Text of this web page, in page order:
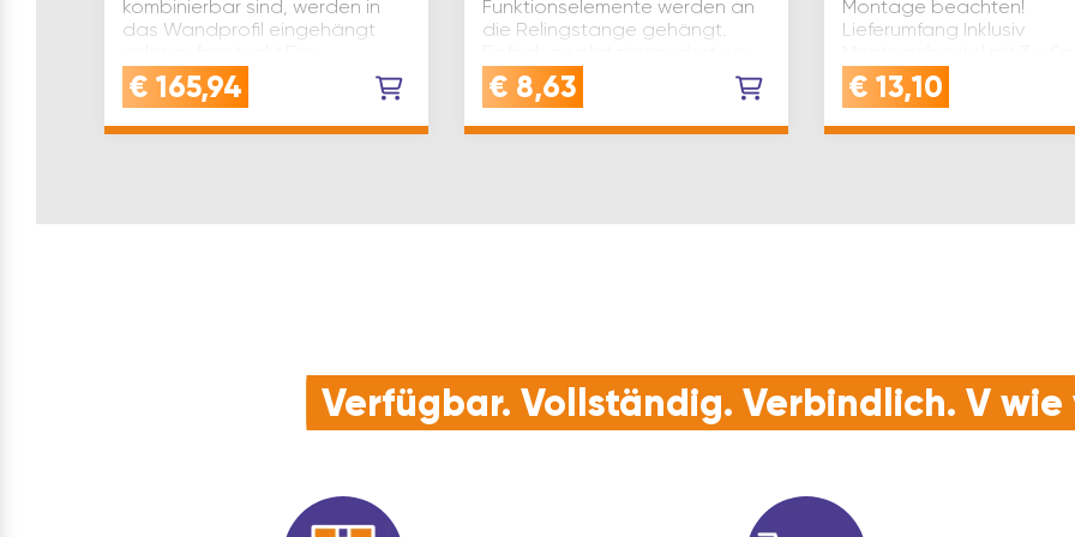
kombinierbar sind, werden in
das Wandprofil eingehängt
Funktionselemente Linero
Mosa…
€ 165,94
Funktionselemente werden an
die Relingstange gehängt.
sie gebraucht werden. …
€ 8,63
Montage beachten!
Lieferumfang Inklusiv
15 mm LIKO1 x Spax 5 * 50
PVC-Dübel Ø 8 …
€ 13,10
Verfügbar. Vollständig. Verbindlich. V